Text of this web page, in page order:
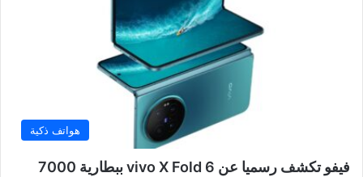
هواتف ذكية
فيفو تكشف رسميا عن vivo X Fold 6 ببطارية 7000